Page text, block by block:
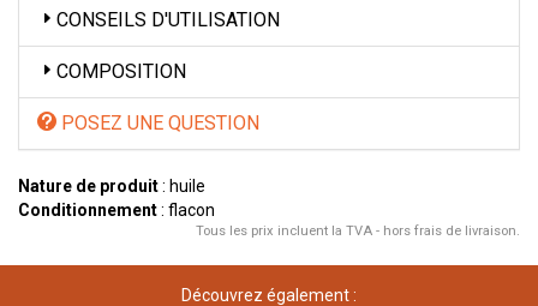
CONSEILS D'UTILISATION
COMPOSITION
POSEZ UNE QUESTION
Nature de produit: huile
Conditionnement: flacon
Tous les prix incluent la TVA - hors frais de livraison.
Découvrez également :